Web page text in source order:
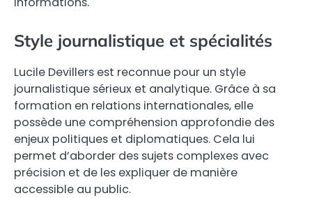
Style journalistique et spécialités
Lucile Devillers est reconnue pour un style
journalistique sérieux et analytique. Grâce à sa
formation en relations internationales, elle
possède une compréhension approfondie des
enjeux politiques et diplomatiques. Cela lui
permet d’aborder des sujets complexes avec
précision et de les expliquer de manière
accessible au public.